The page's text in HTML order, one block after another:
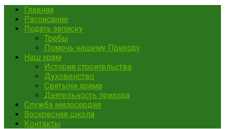
Главная
Расписание
Подать записку
Требы
Помочь нашему Приходу
Наш храм
История строительства
Духовенство
Святыни храма
Деятельность прихода
Служба милосердия
Воскресная школа
Контакты